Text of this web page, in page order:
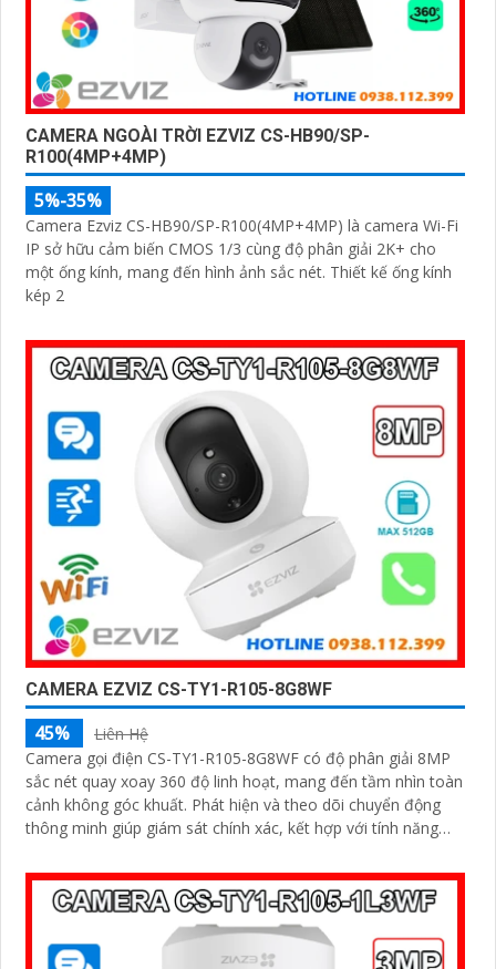
CAMERA NGOÀI TRỜI EZVIZ CS-HB90/SP-
R100(4MP+4MP)
5%-35%
Camera Ezviz CS-HB90/SP-R100(4MP+4MP) là camera Wi-Fi
IP sở hữu cảm biến CMOS 1/3 cùng độ phân giải 2K+ cho
một ống kính, mang đến hình ảnh sắc nét. Thiết kế ống kính
kép 2
CAMERA EZVIZ CS-TY1-R105-8G8WF
45%
Liên Hệ
Camera gọi điện CS-TY1-R105-8G8WF có độ phân giải 8MP
sắc nét quay xoay 360 độ linh hoạt, mang đến tầm nhìn toàn
cảnh không góc khuất. Phát hiện và theo dõi chuyển động
thông minh giúp giám sát chính xác, kết hợp với tính năng